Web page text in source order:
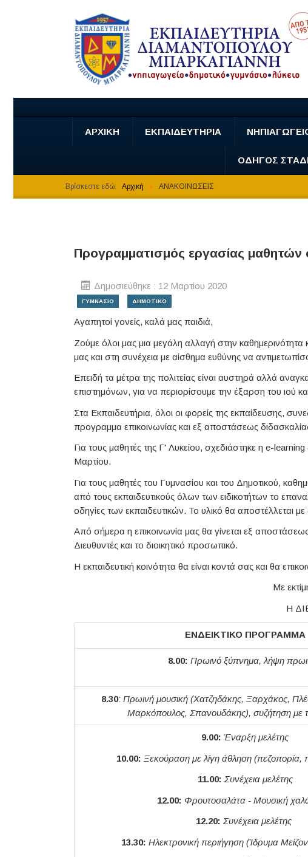
ΑΡΧΙΚΗ ΕΚΠΑΙΔΕΥΤΗΡΙΑ
ΟΔΗΓΟΣ
Βρίσκεστε εδώ: Αρχική ΑΝΑΚΟΙΝΩΣΕΙΣ
Προγραμματισμός εργασίας μαθητών
Δημοσιεύθηκε : 12 Μαρτίου 2020
ΓΥΜΝΑΣΙΟ ΔΗΜΟΤΙΚΟ
Αγαπητοί γονείς, καλά μας παιδιά,
Ζούμε όλοι μας μια μεγάλη αλλαγή στην
μας και στη συνέχεια με αίσθημα ευθύνης να
Επειδή τα μέτρα της πολιτείας είναι αυστηρά αλλά
επιστημόνων, για να περιορίσουμε την έξαρση του ιού
Στα Εκπαιδευτήρια, όλοι οι φορείς της εκπαίδευσης,
προγραμμα επικοινωνίας και εξ αποστάσεως
Για τους μαθητές της Γ' Λυκείου, σχεδιάστηκε η e-
Μαρτίου.
Για τους μαθητές του Γυμνασίου και του Δημοτικού,
από τους εκπαιδευτικούς όλων των ειδικοτήτων το
οδηγίες των εκπαιδευτικών. Το υλικό θα αποστέλλεται με
Από σήμερα η επικοινωνία μας θα γίνεται εξ
Διευθυντές και το διοικητικό προσωπικό.
Η εκπαιδευτική κοινότητα θα είναι κοντά σας και θα
Με
Η
ΕΝΔΕΙΚΤΙΚΟ ΠΡΟΓΡΑΜΜΑ
8.00: Πρωινό ξύπνημα, λήψη
8.30: Πρωινή μουσική (Χατζηδάκης, Ξαρχάκος,
Μαρκόπουλος, Σπανουδάκης), συζήτηση με
9.00: Έναρξη μελέτης
10.00: Ξεκούραση με λίγη άθληση (πεζοπορία,
11.00: Συνέχεια μελέτης
12.00: Φρουτοσαλάτα - Μουσική
12.20: Συνέχεια μελέτης
13.30: Ηλεκτρονική περιήγηση (Ίδρυμα